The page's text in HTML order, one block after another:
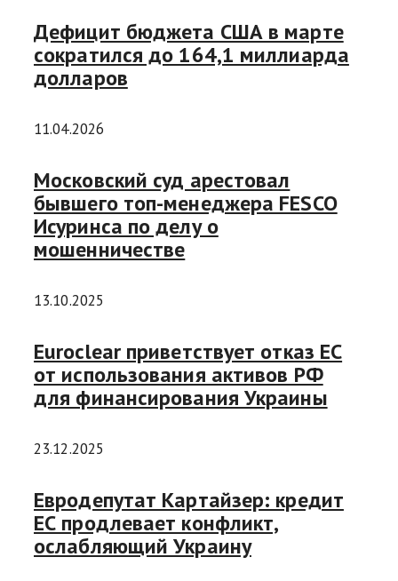
Дефицит бюджета США в марте
сократился до 164,1 миллиарда
долларов
11.04.2026
Московский суд арестовал
бывшего топ-менеджера FESCO
Исуринса по делу о
мошенничестве
13.10.2025
Euroclear приветствует отказ ЕС
от использования активов РФ
для финансирования Украины
23.12.2025
Евродепутат Картайзер: кредит
ЕС продлевает конфликт,
ослабляющий Украину